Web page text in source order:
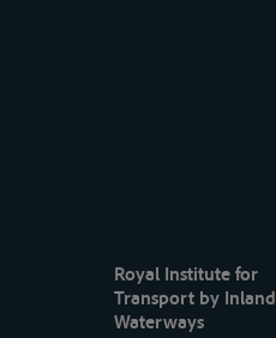
Royal Institute for
Transport by Inland
Waterways